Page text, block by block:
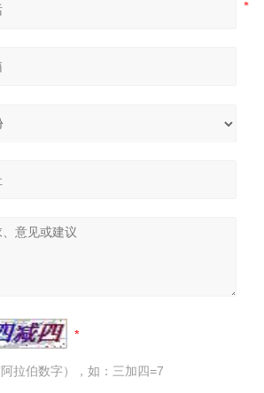
拉伯数字），如：三加四=7